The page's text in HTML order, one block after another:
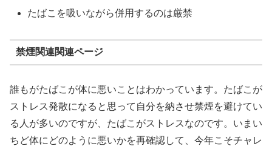
たばこを吸いながら併用するのは厳禁
禁煙関連関連ページ
誰もがたばこが体に悪いことはわかっています。たばこが
ストレス発散になると思って自分を納させ禁煙を避けてい
る人が多いのですが、たばこがストレスなのです。いまい
ちど体にどのように悪いかを再確認して、今年こそチャレ